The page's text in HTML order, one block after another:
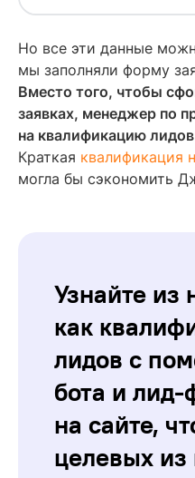
Но все эти данные
мы заполняли форму
Вместо того, чтобы
заявках, менеджер по
на квалификацию
Краткая квалификация
могла бы сэкономить
Узнайте из
как
лидов с
бота и
на сайте,
целевых из